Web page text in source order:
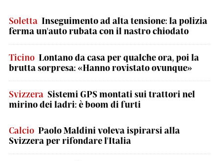
Soletta Inseguimento ad alta tensione: la polizia
ferma un'auto rubata con il nastro chiodato
Ticino Lontano da casa per qualche ora, poi la
brutta sorpresa: «Hanno rovistato ovunque»
Svizzera Sistemi GPS montati sui trattori nel
mirino dei ladri: è boom di furti
Calcio Paolo Maldini voleva ispirarsi alla
Svizzera per rifondare l'Italia